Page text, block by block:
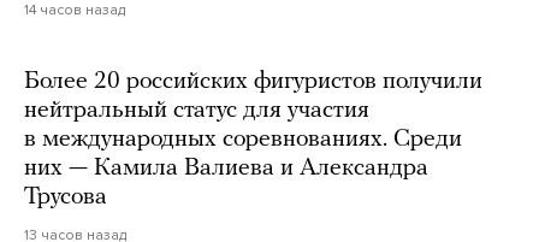
14 часов назад
Более 20 российских фигуристов получили
нейтральный статус для участия
в международных соревнованиях. Среди
них — Камила Валиева и Александра
Трусова
13 часов назад